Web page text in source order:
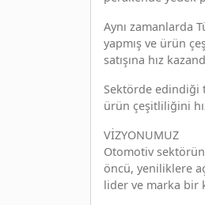
Aynı zamanlarda
yapmış ve ürün
satışına hız
Sektörde edindiği
ürün çeşitliliğini
VİZYONUMUZ
Otomotiv
öncü, yeniliklere
lider ve marka bir